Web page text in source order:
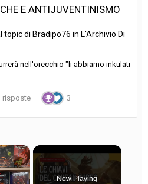
E ANTIJUVENTINISMO
topic di Bradipo76 in L'Archivio Di
nell'orecchio "li abbiamo inkulati
risposte 3
×
Now Playing